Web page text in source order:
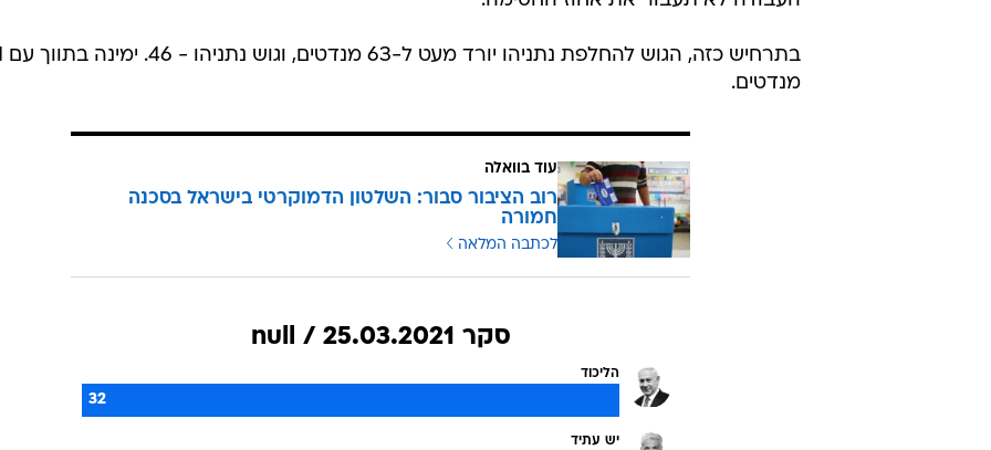
מנדטים.
עוד בוואלה
רוב הציבור סבור: השלטון הדמוקרטי בישראל בסכנה
חמורה
לכתבה המלאה
סקר null / 25.03.2021
הליכוד
32
יש עתיד